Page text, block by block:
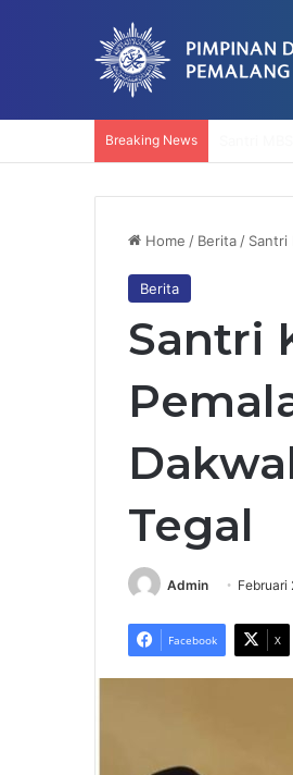
Breaking News
Home / Berita / Santri
Berita
Santri
Tegal
Admin Februari
Facebook X